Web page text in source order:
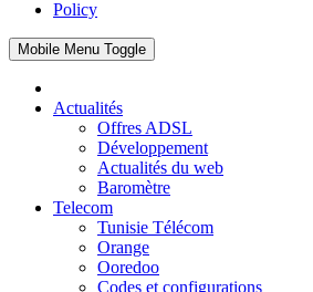
Policy
Mobile Menu Toggle
Actualités
Offres ADSL
Développement
Actualités du web
Baromètre
Telecom
Tunisie Télécom
Orange
Ooredoo
Codes et configurations